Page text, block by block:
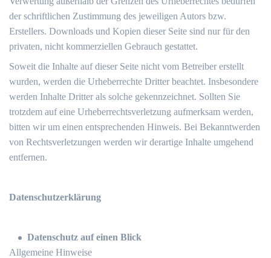
der schriftlichen Zustimmung des jeweiligen Autors bzw.
Erstellers. Downloads und Kopien dieser Seite sind nur für den
privaten, nicht kommerziellen Gebrauch gestattet.
Soweit die Inhalte auf dieser Seite nicht vom Betreiber erstellt
wurden, werden die Urheberrechte Dritter beachtet. Insbesondere
werden Inhalte Dritter als solche gekennzeichnet. Sollten Sie
trotzdem auf eine Urheberrechtsverletzung aufmerksam werden,
bitten wir um einen entsprechenden Hinweis. Bei Bekanntwerden
von Rechtsverletzungen werden wir derartige Inhalte umgehend
entfernen.
Datenschutzerklärung
Datenschutz auf einen Blick
Allgemeine Hinweise